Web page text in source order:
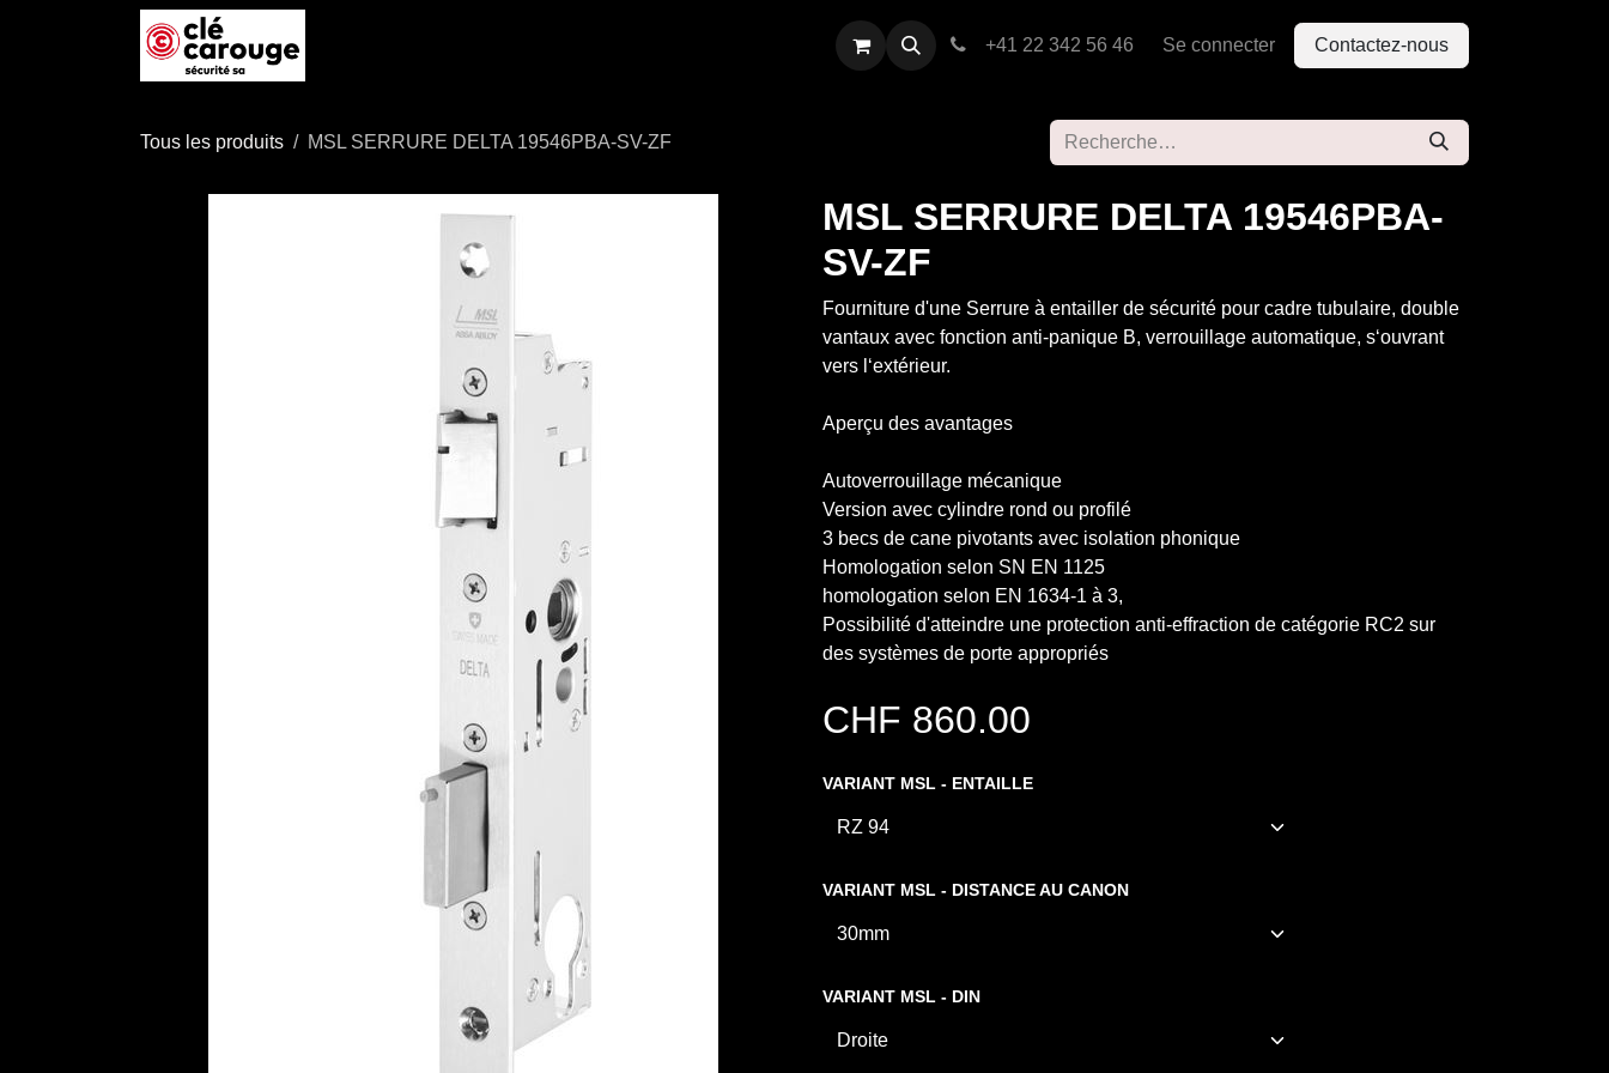
Se rendre au contenu
+41 22 342 56 46 Se connecter Contactez-nous
Tous les produits MSL SERRURE DELTA 19546PBA-SV-ZF
MSL SERRURE DELTA 19546PBA-
SV-ZF
Fourniture d'une Serrure à entailler de sécurité pour cadre tubulaire, double
vantaux avec fonction anti-panique B, verrouillage automatique, s‘ouvrant
vers l‘extérieur.
Aperçu des avantages
Autoverrouillage mécanique
Version avec cylindre rond ou profilé
3 becs de cane pivotants avec isolation phonique
Homologation selon SN EN 1125
homologation selon EN 1634-1 à 3,
Possibilité d'atteindre une protection anti-effraction de catégorie RC2 sur
des systèmes de porte appropriés
CHF 860.00
VARIANT MSL - ENTAILLE
VARIANT MSL - DISTANCE AU CANON
VARIANT MSL - DIN